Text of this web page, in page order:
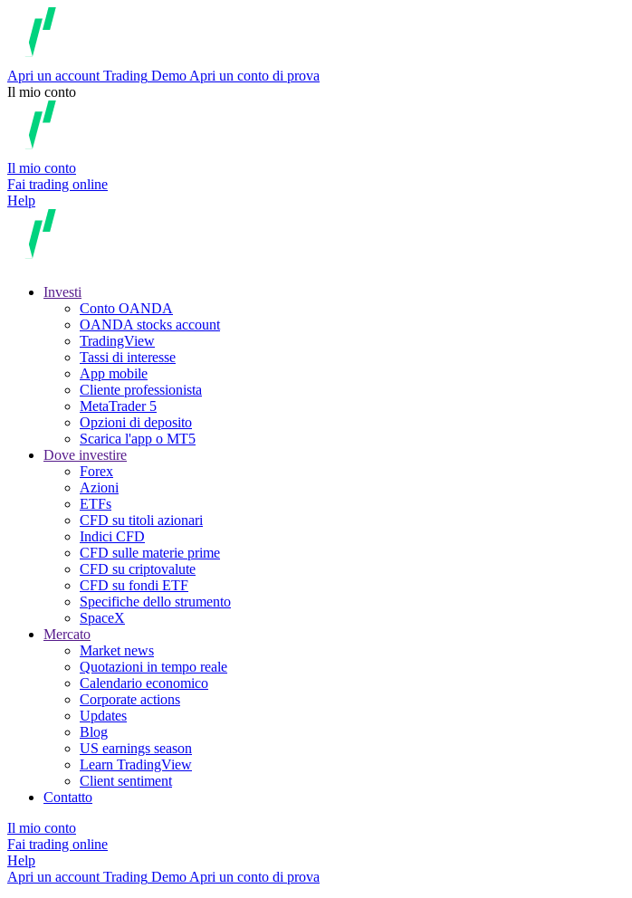
Apri un account Trading Demo Apri un conto di prova
Il mio conto
Il mio conto
Fai trading online
Help
Investi
Conto OANDA
OANDA stocks account
TradingView
Tassi di interesse
App mobile
Cliente professionista
MetaTrader 5
Opzioni di deposito
Scarica l'app o MT5
Dove investire
Forex
Azioni
ETFs
CFD su titoli azionari
Indici CFD
CFD sulle materie prime
CFD su criptovalute
CFD su fondi ETF
Specifiche dello strumento
SpaceX
Mercato
Market news
Quotazioni in tempo reale
Calendario economico
Corporate actions
Updates
Blog
US earnings season
Learn TradingView
Client sentiment
Contatto
Il mio conto
Fai trading online
Help
Apri un account Trading Demo Apri un conto di prova